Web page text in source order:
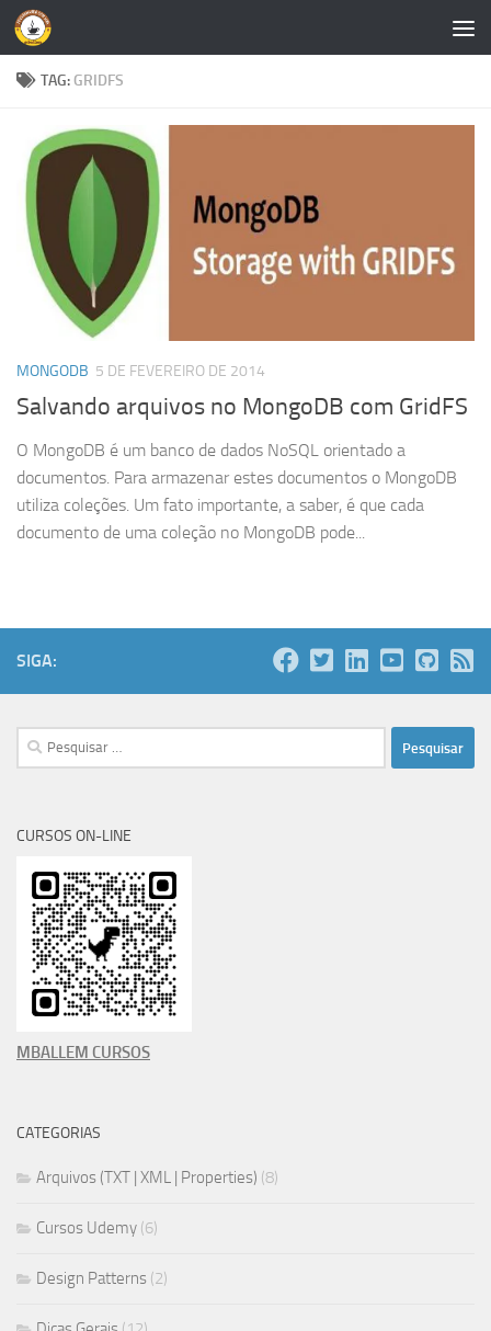
Skip to content
TAG: GRIDFS
MONGODB 5 DE FEVEREIRO DE 2014
Salvando arquivos no MongoDB com GridFS
O MongoDB é um banco de dados NoSQL orientado a
documentos. Para armazenar estes documentos o MongoDB
utiliza coleções. Um fato importante, a saber, é que cada
documento de uma coleção no MongoDB pode...
SIGA:
Pesquisar
por:
CURSOS ON-LINE
MBALLEM CURSOS
CATEGORIAS
Arquivos (TXT | XML | Properties) (8)
Cursos Udemy (6)
Design Patterns (2)